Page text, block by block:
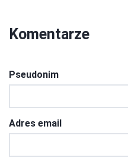
Komentarze
Pseudonim
Adres email